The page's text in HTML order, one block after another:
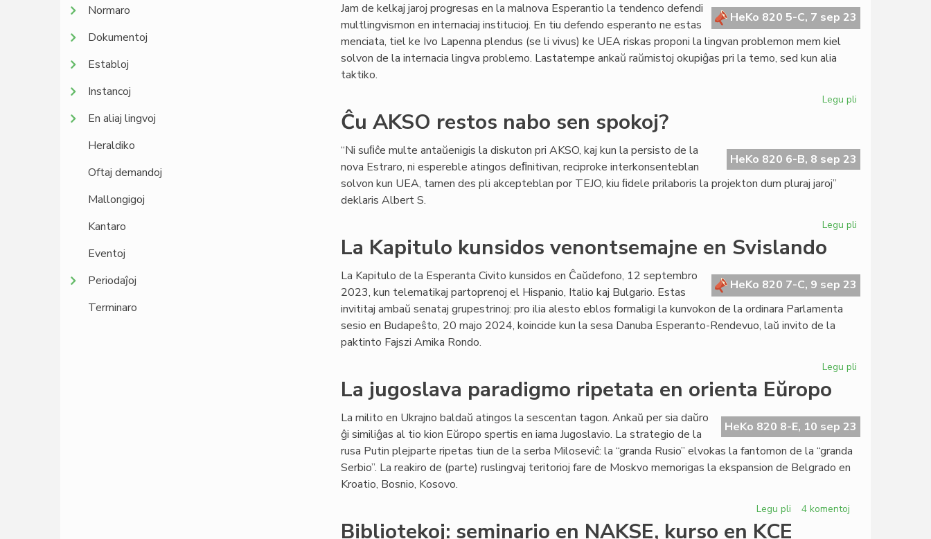
kongresa
HeKo 820 5-C, 7 sep 23
Jam de kelkaj jaroj progresas en la malnova Esperantio la tendenco defendi
multlingvismon en internaciaj institucioj. En tiu defendo esperanto ne estas
menciata, tiel ke Ivo Lapenna plendus (se li vivus) ke UEA riskas proponi la lingvan problemon mem kiel
solvon de la internacia lingva problemo. Lastatempe ankaŭ raŭmistoj okupiĝas pri la temo, sed kun alia
taktiko.
Legu pli
Ĉu AKSO restos nabo sen spokoj?
HeKo 820 6-B, 8 sep 23
“Ni suﬁĉe multe antaŭenigis la diskuton pri AKSO, kaj kun la persisto de la
nova Estraro, ni espereble atingos deﬁnitivan, reciproke interkonsenteblan
solvon kun UEA, tamen des pli akcepteblan por TEJO, kiu ﬁdele prilaboris la projekton dum pluraj jaroj”
deklaris Albert S.
Legu pli
sen
La Kapitulo kunsidos venontsemajne en Svislando
HeKo 820 7-C, 9 sep 23
La Kapitulo de la Esperanta Civito kunsidos en Ĉaŭdefono, 12 septembro
2023, kun telematikaj partoprenoj el Hispanio, Italio kaj Bulgario. Estas
invititaj ambaŭ senataj grupestrinoj: pro ilia alesto eblos formaligi la kunvokon de la ordinara Parlamenta
sesio en Budapeŝto, 20 majo 2024, koincide kun la sesa Danuba Esperanto-Rendevuo, laŭ invito de la
paktinto Fajszi Amika Rondo.
Legu pli
en
La jugoslava paradigmo ripetata en orienta Eŭropo
HeKo 820 8-E, 10 sep 23
La milito en Ukrajno baldaŭ atingos la sescentan tagon. Ankaŭ per sia daŭro
ĝi similiĝas al tio kion Eŭropo spertis en iama Jugoslavio. La strategio de la
rusa Putin plejparte ripetas tiun de la serba Miloseviĉ: la “granda Rusio” elvokas la fantomon de la “granda
Serbio”. La reakiro de (parte) ruslingvaj teritorioj fare de Moskvo memorigas la ekspansion de Belgrado en
Kroatio, Bosnio, Kosovo.
Legu pli pri4 komentoj
Bibliotekoj: seminario en NAKSE, kurso en KCE
Normaro
Dokumentoj
Establoj
Instancoj
En aliaj lingvoj
Heraldiko
Oftaj demandoj
Mallongigoj
Kantaro
Eventoj
Periodaĵoj
Terminaro